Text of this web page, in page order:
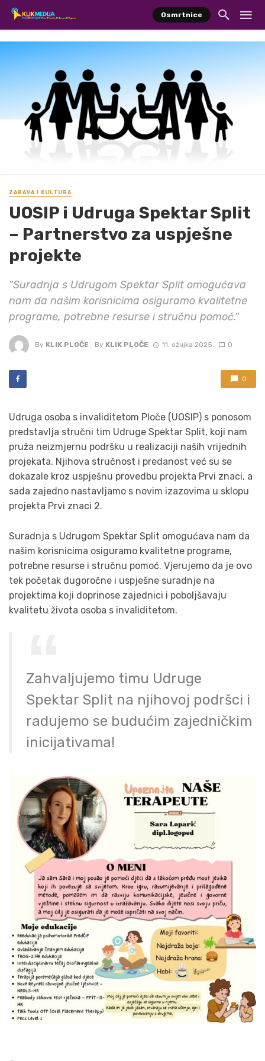
Osmrtnice
ZABAVA I KULTURA
UOSIP i Udruga Spektar Split
– Partnerstvo za uspješne
projekte
"Suradnja s Udrugom Spektar Split omogućava
nam da našim korisnicima osiguramo kvalitetne
programe, potrebne resurse i stručnu pomoć."
By KLIK PLOČE By KLIK PLOČE 11. ožujka 2025. 0
0
Udruga osoba s invaliditetom Ploče (UOSIP) s ponosom
predstavlja stručni tim Udruge Spektar Split, koji nam
pruža neizmjernu podršku u realizaciji naših vrijednih
projekata. Njihova stručnost i predanost već su se
dokazale kroz uspješnu provedbu projekta Prvi znaci, a
sada zajedno nastavljamo s novim izazovima u sklopu
projekta Prvi znaci 2.
Suradnja s Udrugom Spektar Split omogućava nam da
našim korisnicima osiguramo kvalitetne programe,
potrebne resurse i stručnu pomoć. Vjerujemo da je ovo
tek početak dugoročne i uspješne suradnje na
projektima koji doprinose zajednici i poboljšavaju
kvalitetu života osoba s invaliditetom.
Zahvaljujemo timu Udruge
Spektar Split na njihovoj podršci i
radujemo se budućim zajedničkim
inicijativama!